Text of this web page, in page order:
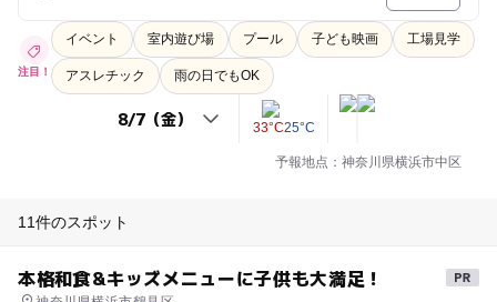
注目！
イベント 室内遊び場 プール 子ども映画 工場見学
アスレチック 雨の日でもOK
33°C25°C
予報地点：神奈川県横浜市中区
11件のスポット
本格和食&キッズメニューに子供も大満足！